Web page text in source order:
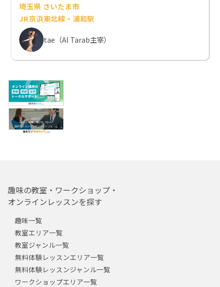
埼玉県 さいたま市
JR京浜東北線・浦和駅
tae（Al Tarab主宰）
趣味の教室・ワークショップ・
オンラインレッスンを探す
趣味一覧
教室エリア一覧
教室ジャンル一覧
無料体験レッスンエリア一覧
無料体験レッスンジャンル一覧
ワークショップエリア一覧